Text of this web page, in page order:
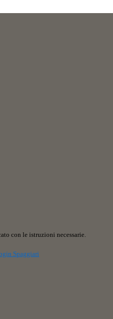
con le istruzioni necessarie.
Spaggiari